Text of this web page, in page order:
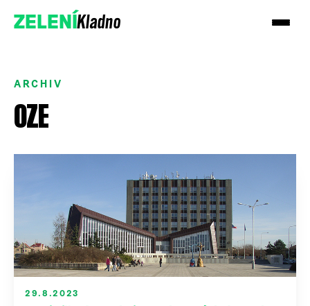
ZELENÍKladno
Přidejte se k nám
Podpořte nás darem
ARCHIV
OZE
29.8.2023